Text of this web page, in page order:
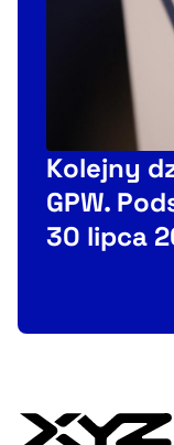
Kolejny
GPW.
30 lipca